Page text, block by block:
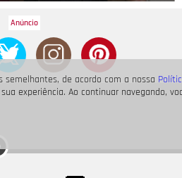
semelhantes, de acordo com a nossa
experiência. Ao continuar navegando,